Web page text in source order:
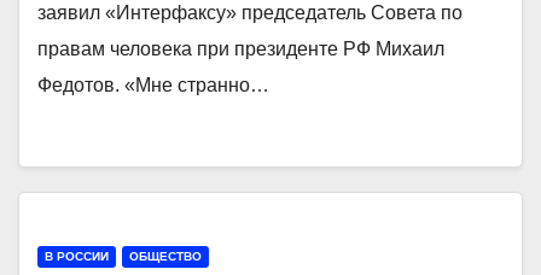
заявил «Интерфаксу» председатель Совета по
правам человека при президенте РФ Михаил
Федотов. «Мне странно…
В РОССИИ ОБЩЕСТВО